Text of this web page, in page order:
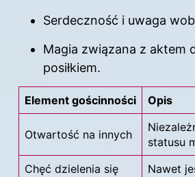
Serdeczność i uwaga
Magia związana z aktem
posiłkiem.
Element gościnności Opis
Otwartość na innych
statusu
Chęć dzielenia się
Nawet